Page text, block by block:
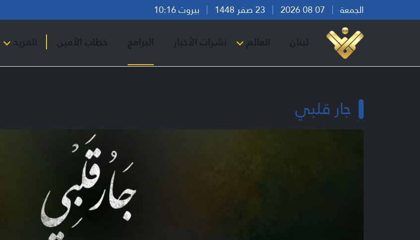
الجمعة بيروت 10:16
لبنان العالم نشرات الأخبار البرامج خطاب الأمين المزيد
جار قلبي